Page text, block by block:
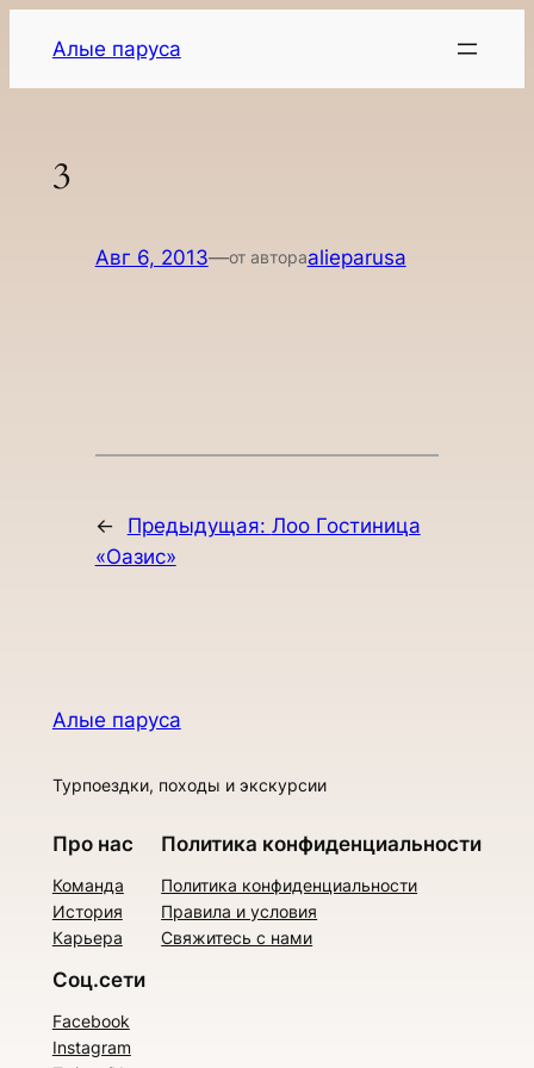
содержимому
Алые паруса
3
Авг 6, 2013—от автораalieparusa
← Предыдущая: Лоо Гостиница
«Оазис»
Алые паруса
Турпоездки, походы и экскурсии
Про нас
Команда
История
Карьера
Политика конфиденциальности
Политика конфиденциальности
Правила и условия
Свяжитесь с нами
Соц.сети
Facebook
Instagram